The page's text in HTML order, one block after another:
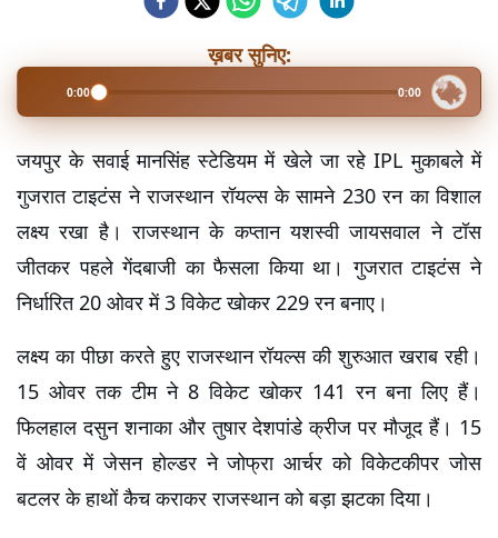
ख़बर सुनिए:
0:00 0:00
जयपुर के सवाई मानसिंह स्टेडियम में खेले जा रहे IPL मुकाबले में
गुजरात टाइटंस ने राजस्थान रॉयल्स के सामने 230 रन का विशाल
लक्ष्य रखा है। राजस्थान के कप्तान यशस्वी जायसवाल ने टॉस
जीतकर पहले गेंदबाजी का फैसला किया था। गुजरात टाइटंस ने
निर्धारित 20 ओवर में 3 विकेट खोकर 229 रन बनाए।
लक्ष्य का पीछा करते हुए राजस्थान रॉयल्स की शुरुआत खराब रही।
15 ओवर तक टीम ने 8 विकेट खोकर 141 रन बना लिए हैं।
फिलहाल दसुन शनाका और तुषार देशपांडे क्रीज पर मौजूद हैं। 15
वें ओवर में जेसन होल्डर ने जोफ्रा आर्चर को विकेटकीपर जोस
बटलर के हाथों कैच कराकर राजस्थान को बड़ा झटका दिया।